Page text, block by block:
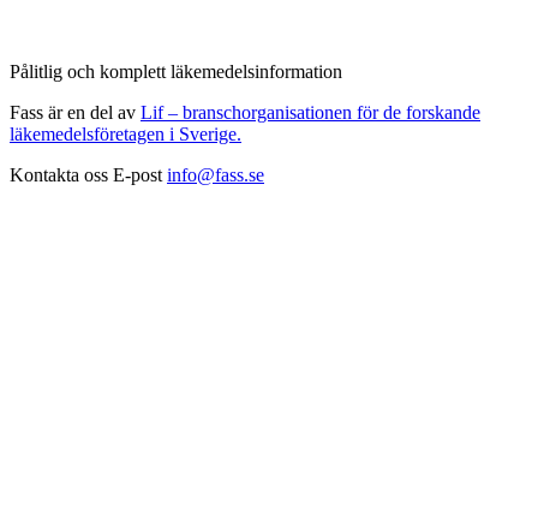
Pålitlig och komplett läkemedelsinformation
Fass är en del av Lif – branschorganisationen för de forskande
läkemedelsföretagen i Sverige.
Kontakta oss E-post info@fass.se